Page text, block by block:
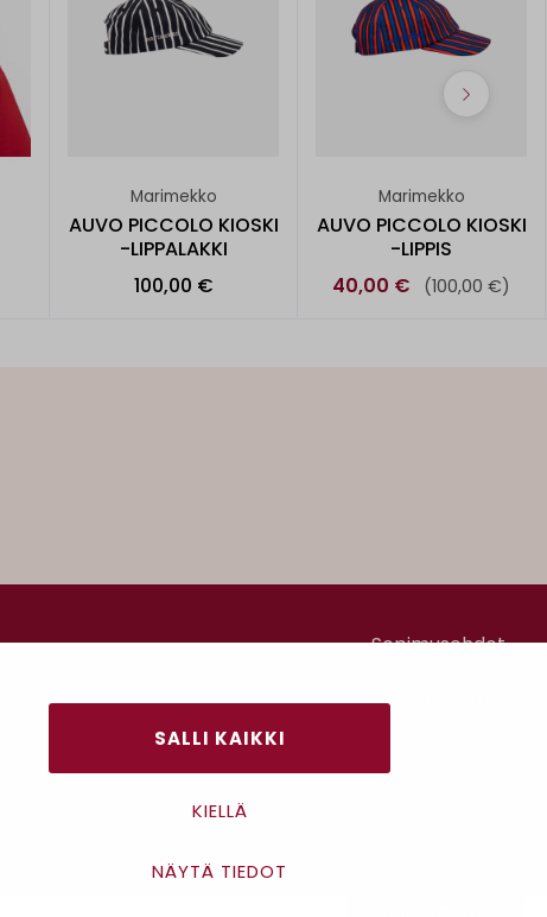
SALLI KAIKKI
KIELLÄ
NÄYTÄ TIEDOT
Marimekko
AUVO PICCOLO KIOSKI
-LIPPALAKKI
100,00 €
Marimekko
AUVO PICCOLO KIOSKI
-LIPPIS
40,00 €
(100,00 €)
Sopimusehdot